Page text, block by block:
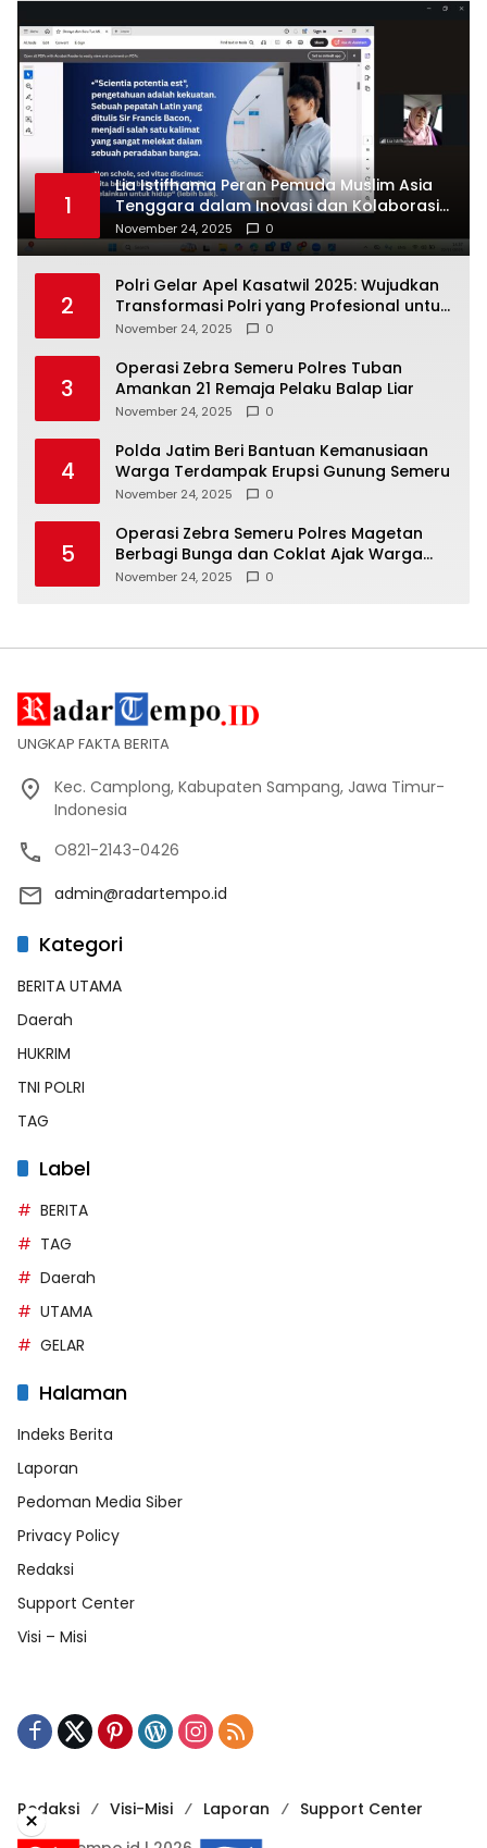
1
Lia Istifhama Peran Pemuda Muslim Asia
Tenggara dalam Inovasi dan Kolaborasi
Internasional
November 24, 2025 0
2
Polri Gelar Apel Kasatwil 2025: Wujudkan
Transformasi Polri yang Profesional untuk
Masyarakat
November 24, 2025 0
3
Operasi Zebra Semeru Polres Tuban
Amankan 21 Remaja Pelaku Balap Liar
November 24, 2025 0
4
Polda Jatim Beri Bantuan Kemanusiaan
Warga Terdampak Erupsi Gunung Semeru
November 24, 2025 0
5
Operasi Zebra Semeru Polres Magetan
Berbagi Bunga dan Coklat Ajak Warga
Tertib Lalin
November 24, 2025 0
UNGKAP FAKTA BERITA
Kec. Camplong, Kabupaten Sampang, Jawa Timur-
Indonesia
O821-2143-0426
admin@radartempo.id
Kategori
BERITA UTAMA
Daerah
HUKRIM
TNI POLRI
TAG
Label
BERITA
TAG
Daerah
UTAMA
GELAR
Halaman
Indeks Berita
Laporan
Pedoman Media Siber
Privacy Policy
Redaksi
Support Center
Visi – Misi
Redaksi Visi-Misi Laporan
Support Center
×